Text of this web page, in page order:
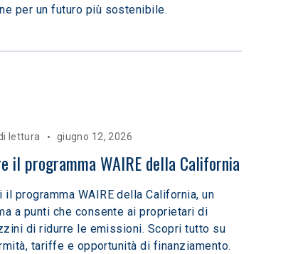
per un futuro più sostenibile.
lettura giugno 12, 2026
il programma WAIRE della California
il programma WAIRE della California, un
a punti che consente ai proprietari di
di ridurre le emissioni. Scopri tutto su
tariffe e opportunità di finanziamento.